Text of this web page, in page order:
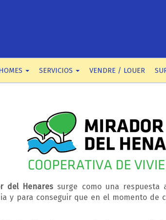
SERVICIOS VENDRE / LOUER
del Henares surge como una
y para conseguir que en el momento